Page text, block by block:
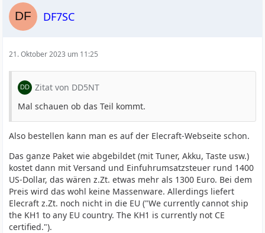
DF7SC
21. Oktober 2023 um 11:25
Zitat von DD5NT
Mal schauen ob das Teil kommt.
Also bestellen kann man es auf der Elecraft-Webseite schon.
Das ganze Paket wie abgebildet (mit Tuner, Akku, Taste usw.)
kostet dann mit Versand und Einfuhrumsatzsteuer rund 1400
US-Dollar, das wären z.Zt. etwas mehr als 1300 Euro. Bei dem
Preis wird das wohl keine Massenware. Allerdings liefert
Elecraft z.Zt. noch nicht in die EU ("We currently cannot ship
the KH1 to any EU country. The KH1 is currently not CE
certified.").